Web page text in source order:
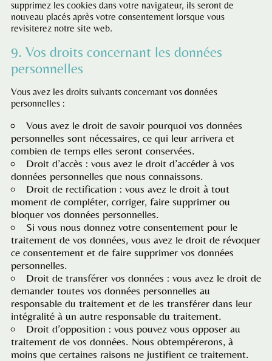
supprimez les cookies dans votre navigateur, ils seront de
nouveau placés après votre consentement lorsque vous
revisiterez notre site web.
9. Vos droits concernant les données
personnelles
Vous avez les droits suivants concernant vos données
personnelles :
Vous avez le droit de savoir pourquoi vos données
personnelles sont nécessaires, ce qui leur arrivera et
combien de temps elles seront conservées.
Droit d’accès : vous avez le droit d’accéder à vos
données personnelles que nous connaissons.
Droit de rectification : vous avez le droit à tout
moment de compléter, corriger, faire supprimer ou
bloquer vos données personnelles.
Si vous nous donnez votre consentement pour le
traitement de vos données, vous avez le droit de révoquer
ce consentement et de faire supprimer vos données
personnelles.
Droit de transférer vos données : vous avez le droit de
demander toutes vos données personnelles au
responsable du traitement et de les transférer dans leur
intégralité à un autre responsable du traitement.
Droit d’opposition : vous pouvez vous opposer au
traitement de vos données. Nous obtempérerons, à
moins que certaines raisons ne justifient ce traitement.